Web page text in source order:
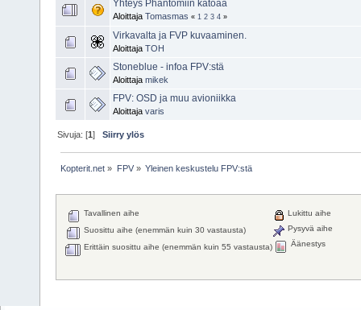
Yhteys Phantomiin katoaa
Aloittaja Tomasmas « 1 2 3 4 »
Virkavalta ja FVP kuvaaminen.
Aloittaja TOH
Stoneblue - infoa FPV:stä
Aloittaja mikek
FPV: OSD ja muu avioniikka
Aloittaja varis
Sivuja: [1]Siirry ylös
Kopterit.net » FPV» Yleinen keskustelu FPV:stä
Tavallinen aihe
Suosittu aihe (enemmän kuin 30 vastausta)
Erittäin suosittu aihe (enemmän kuin 55 vastausta)
Lukittu aihe
Pysyvä aihe
Äänestys